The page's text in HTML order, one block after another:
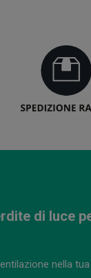
di luce
nella